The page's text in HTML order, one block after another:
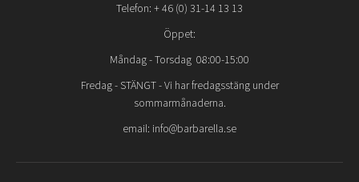
Telefon: + 46 (0) 31-14 13 13
Öppet:
Måndag - Torsdag 08:00-15:00
Fredag - STÄNGT- Vi har fredagsstäng under
sommarmånaderna.
email: info@barbarella.se